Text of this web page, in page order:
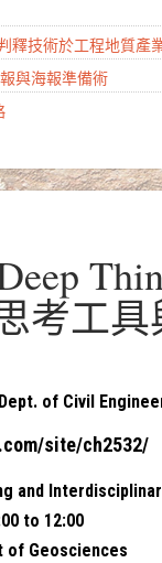
釋技術於工程地質產
與海報準備術
考工具
of Civil
site/ch2532/
and
to 12:00
of Geosciences